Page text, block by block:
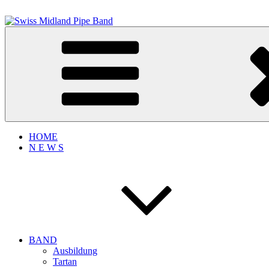
Inhalt
springen
Swiss Midland Pipe Band
Bagpipe Music
HOME
N E W S
BAND
Ausbildung
Tartan